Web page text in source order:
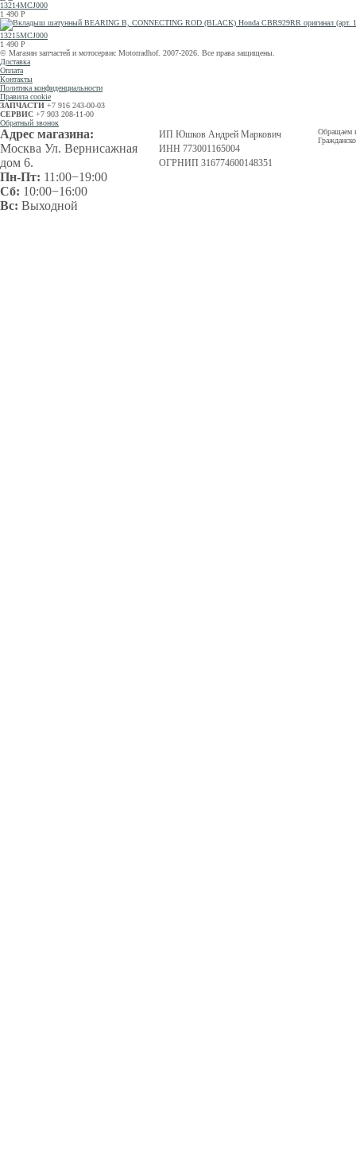
13214MCJ000
1 490 Р
13215MCJ000
1 490 Р
© Магазин запчастей и мотосервис Motorradhof. 2007-2026. Все права защищены.
Доставка
Оплата
Контакты
Политика конфиденциальности
Правила cookie
ЗАПЧАСТИ +7 916 243-00-03
СЕРВИС +7 903 208-11-00
Обратный звонок
Адрес магазина:
Москва Ул. Вернисажная
дом 6.
Пн-Пт: 11:00−19:00
Сб: 10:00−16:00
Вс: Выходной
ИП Юшков Андрей Маркович
ИНН 773001165004
ОГРНИП 316774600148351
Обращаем